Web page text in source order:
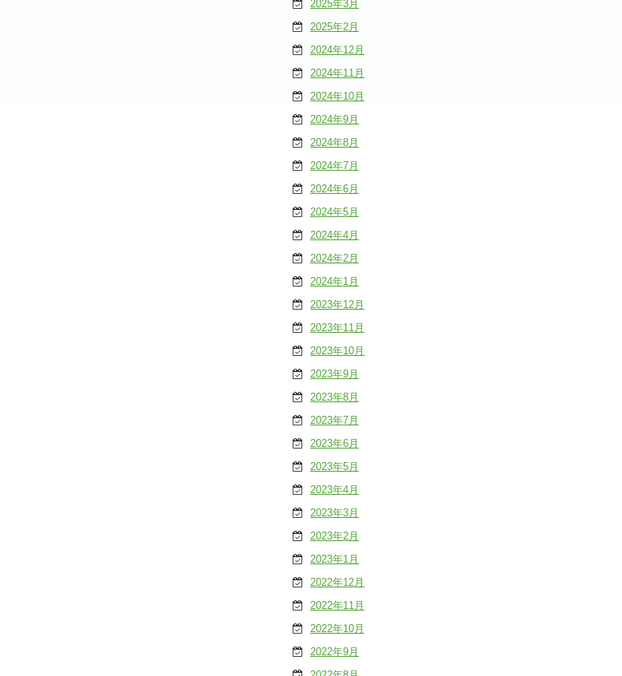
2025年3月
2025年2月
2024年12月
2024年11月
2024年10月
2024年9月
2024年8月
2024年7月
2024年6月
2024年5月
2024年4月
2024年2月
2024年1月
2023年12月
2023年11月
2023年10月
2023年9月
2023年8月
2023年7月
2023年6月
2023年5月
2023年4月
2023年3月
2023年2月
2023年1月
2022年12月
2022年11月
2022年10月
2022年9月